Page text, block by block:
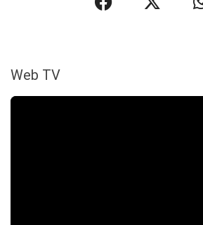
Web TV